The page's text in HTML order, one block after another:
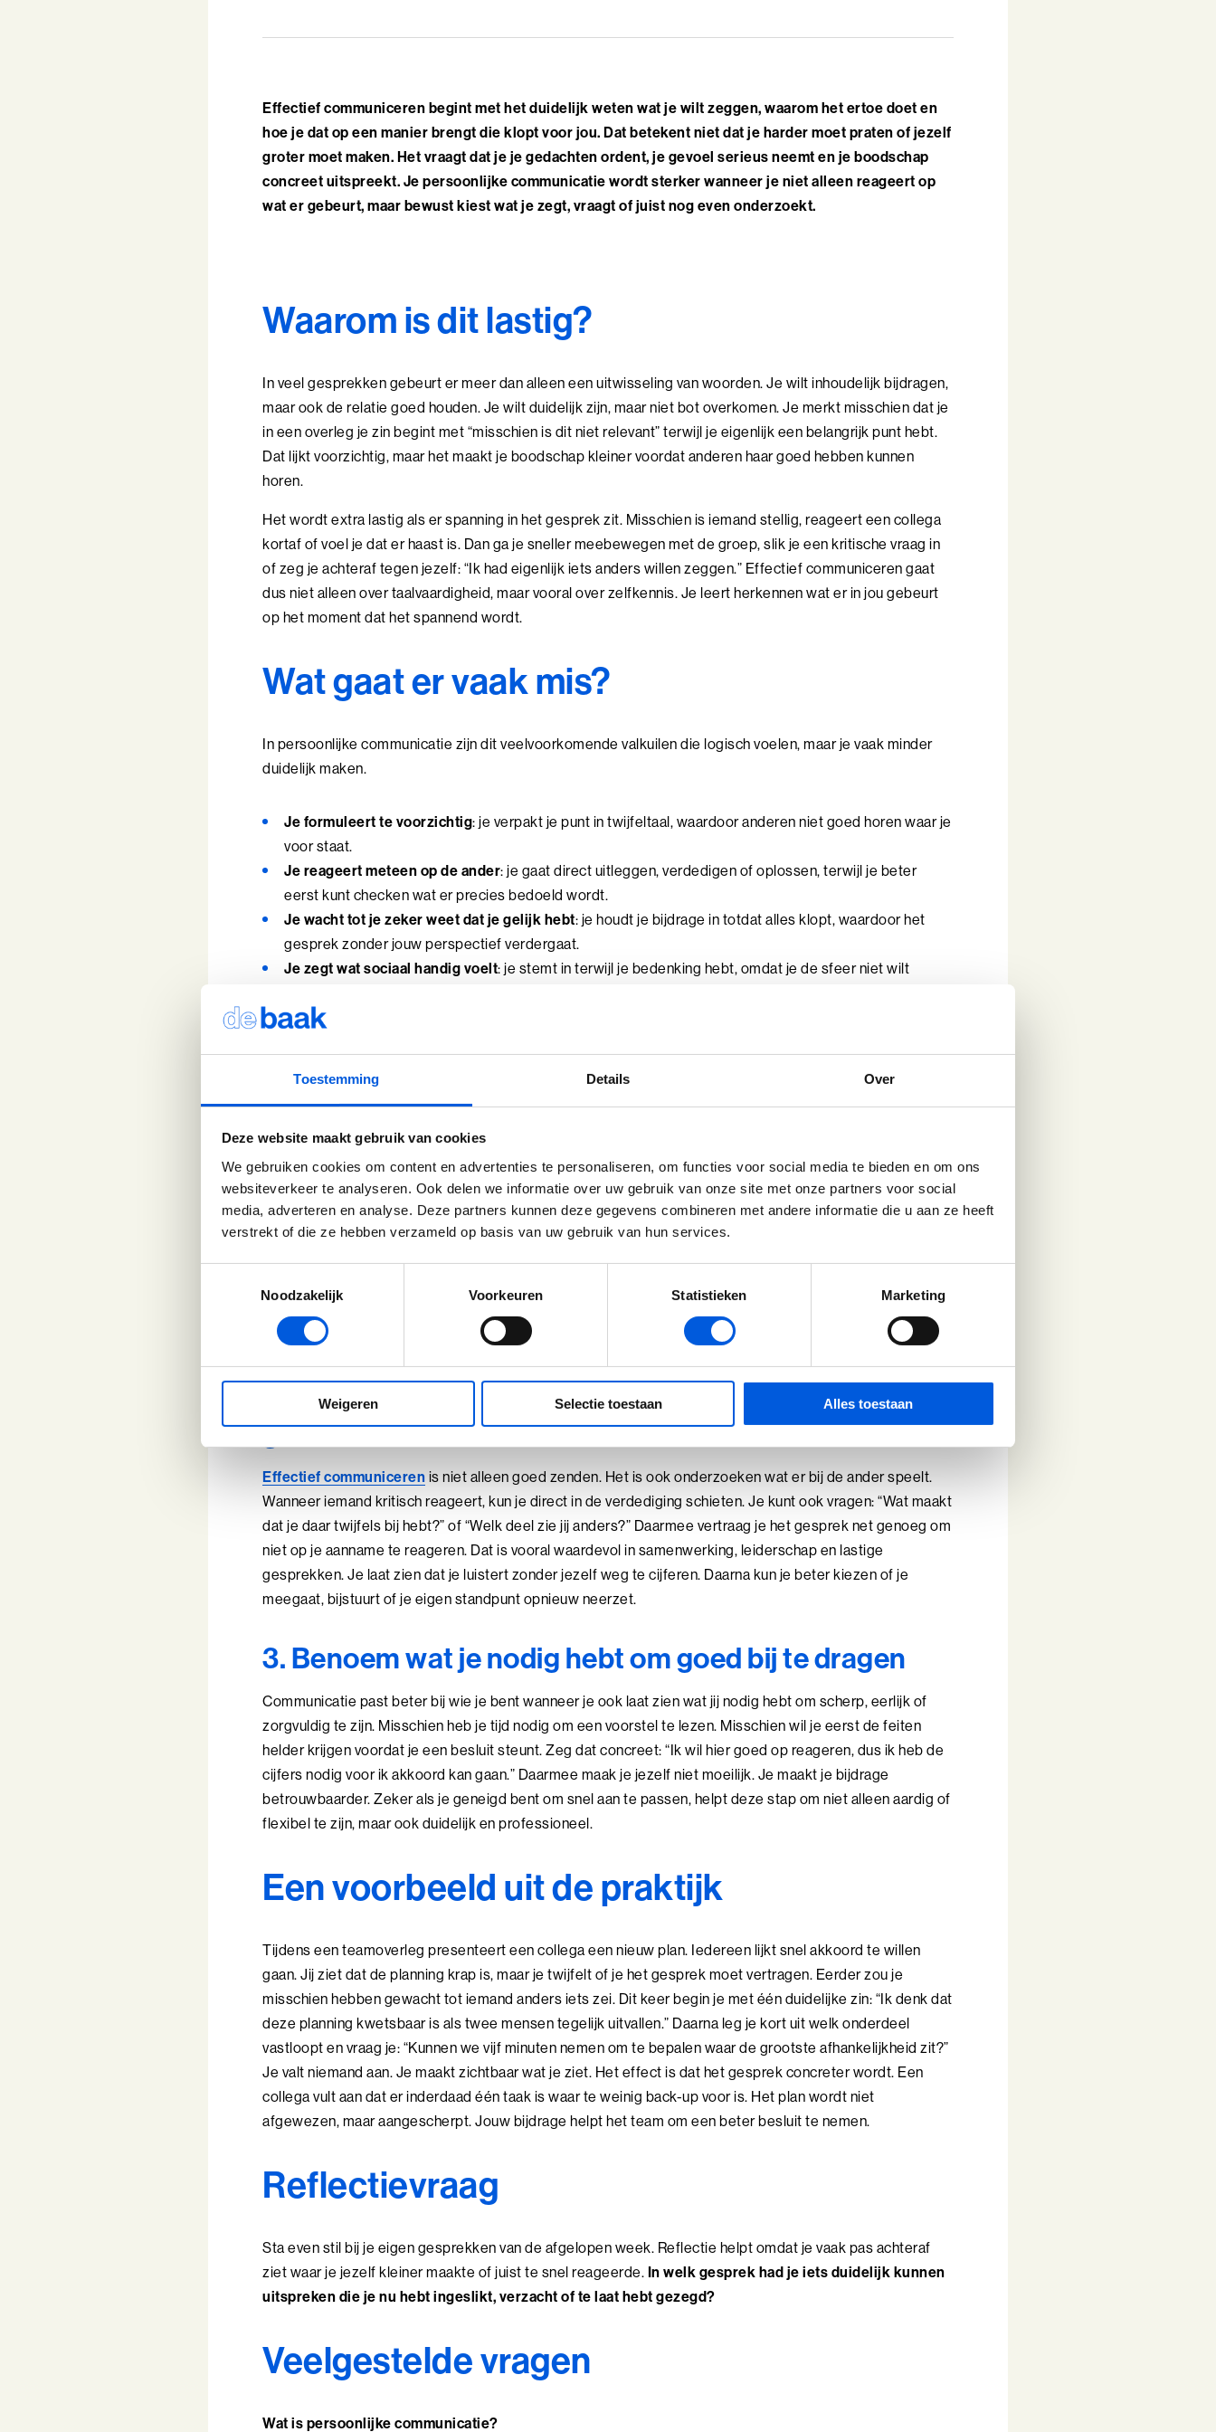
Toestemming Details Over
Deze website maakt gebruik van cookies
We gebruiken cookies om content en advertenties te personaliseren, om functies voor social media te bieden en om ons
websiteverkeer te analyseren. Ook delen we informatie over uw gebruik van onze site met onze partners voor social
media, adverteren en analyse. Deze partners kunnen deze gegevens combineren met andere informatie die u aan ze heeft
verstrekt of die ze hebben verzameld op basis van uw gebruik van hun services.
Noodzakelijk
Voorkeuren Statistieken Marketing
Weigeren Selectie toestaan Alles toestaan
Effectief communiceren begint met het duidelijk weten wat je wilt zeggen, waarom het ertoe doet en
hoe je dat op een manier brengt die klopt voor jou. Dat betekent niet dat je harder moet praten of jezelf
groter moet maken. Het vraagt dat je je gedachten ordent, je gevoel serieus neemt en je boodschap
concreet uitspreekt. Je persoonlijke communicatie wordt sterker wanneer je niet alleen reageert op
wat er gebeurt, maar bewust kiest wat je zegt, vraagt of juist nog even onderzoekt.
Waarom is dit lastig?
In veel gesprekken gebeurt er meer dan alleen een uitwisseling van woorden. Je wilt inhoudelijk bijdragen,
maar ook de relatie goed houden. Je wilt duidelijk zijn, maar niet bot overkomen. Je merkt misschien dat je
in een overleg je zin begint met “misschien is dit niet relevant” terwijl je eigenlijk een belangrijk punt hebt.
Dat lijkt voorzichtig, maar het maakt je boodschap kleiner voordat anderen haar goed hebben kunnen
horen.
Het wordt extra lastig als er spanning in het gesprek zit. Misschien is iemand stellig, reageert een collega
kortaf of voel je dat er haast is. Dan ga je sneller meebewegen met de groep, slik je een kritische vraag in
of zeg je achteraf tegen jezelf: “Ik had eigenlijk iets anders willen zeggen.” Effectief communiceren gaat
dus niet alleen over taalvaardigheid, maar vooral over zelfkennis. Je leert herkennen wat er in jou gebeurt
op het moment dat het spannend wordt.
Wat gaat er vaak mis?
In persoonlijke communicatie zijn dit veelvoorkomende valkuilen die logisch voelen, maar je vaak minder
duidelijk maken.
Je formuleert te voorzichtig: je verpakt je punt in twijfeltaal, waardoor anderen niet goed horen waar je
voor staat.
Je reageert meteen op de ander: je gaat direct uitleggen, verdedigen of oplossen, terwijl je beter
eerst kunt checken wat er precies bedoeld wordt.
Je wacht tot je zeker weet dat je gelijk hebt: je houdt je bijdrage in totdat alles klopt, waardoor het
gesprek zonder jouw perspectief verdergaat.
Je zegt wat sociaal handig voelt: je stemt in terwijl je bedenking hebt, omdat je de sfeer niet wilt
Je benoemt je grens te laat
Wat kun je doen?
1. Spreek je punt uit in één duidelijke zin
Begin met de kern voordat je gaat nuanceren. Zeg bijvoorbeeld: “Ik denk dat we eerst moeten bepalen wie
hierover besluit” of “Ik zie een risico in deze planning.” Daarna kun je uitleggen waarom. Veel mensen
draaien de volgorde om. Ze geven eerst context, verzachten hun boodschap en hopen dat de ander de
kern eruit haalt. Dat maakt een gesprek onnodig vaag. Een duidelijke eerste zin helpt jezelf ook. Je merkt
sneller of je echt zegt wat je bedoelt. Persoonlijke communicatie wordt niet minder warm als je helder
bent. Vaak wordt ze juist zorgvuldiger, omdat de ander weet waar hij op kan reageren.
2. Check wat de ander bedoelt voordat je antwoord
geeft
Effectief communiceren is niet alleen goed zenden. Het is ook onderzoeken wat er bij de ander speelt.
Wanneer iemand kritisch reageert, kun je direct in de verdediging schieten. Je kunt ook vragen: “Wat maakt
dat je daar twijfels bij hebt?” of “Welk deel zie jij anders?” Daarmee vertraag je het gesprek net genoeg om
niet op je aanname te reageren. Dat is vooral waardevol in samenwerking, leiderschap en lastige
gesprekken. Je laat zien dat je luistert zonder jezelf weg te cijferen. Daarna kun je beter kiezen of je
meegaat, bijstuurt of je eigen standpunt opnieuw neerzet.
3. Benoem wat je nodig hebt om goed bij te dragen
Communicatie past beter bij wie je bent wanneer je ook laat zien wat jij nodig hebt om scherp, eerlijk of
zorgvuldig te zijn. Misschien heb je tijd nodig om een voorstel te lezen. Misschien wil je eerst de feiten
helder krijgen voordat je een besluit steunt. Zeg dat concreet: “Ik wil hier goed op reageren, dus ik heb de
cijfers nodig voor ik akkoord kan gaan.” Daarmee maak je jezelf niet moeilijk. Je maakt je bijdrage
betrouwbaarder. Zeker als je geneigd bent om snel aan te passen, helpt deze stap om niet alleen aardig of
flexibel te zijn, maar ook duidelijk en professioneel.
Een voorbeeld uit de praktijk
Tijdens een teamoverleg presenteert een collega een nieuw plan. Iedereen lijkt snel akkoord te willen
gaan. Jij ziet dat de planning krap is, maar je twijfelt of je het gesprek moet vertragen. Eerder zou je
misschien hebben gewacht tot iemand anders iets zei. Dit keer begin je met één duidelijke zin: “Ik denk dat
deze planning kwetsbaar is als twee mensen tegelijk uitvallen.” Daarna leg je kort uit welk onderdeel
vastloopt en vraag je: “Kunnen we vijf minuten nemen om te bepalen waar de grootste afhankelijkheid zit?”
Je valt niemand aan. Je maakt zichtbaar wat je ziet. Het effect is dat het gesprek concreter wordt. Een
collega vult aan dat er inderdaad één taak is waar te weinig back-up voor is. Het plan wordt niet
afgewezen, maar aangescherpt. Jouw bijdrage helpt het team om een beter besluit te nemen.
Reflectievraag
Sta even stil bij je eigen gesprekken van de afgelopen week. Reflectie helpt omdat je vaak pas achteraf
ziet waar je jezelf kleiner maakte of juist te snel reageerde. In welk gesprek had je iets duidelijk kunnen
uitspreken die je nu hebt ingeslikt, verzacht of te laat hebt gezegd?
Veelgestelde vragen
Wat is persoonlijke communicatie?